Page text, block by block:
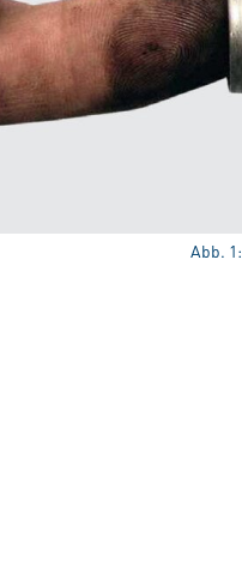
Abb.